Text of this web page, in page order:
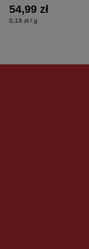
54,99 zł
0,19 zł / g